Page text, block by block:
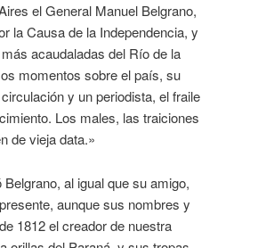
el General Manuel Belgrano,
la Causa de la Independencia, y
acaudaladas del Río de la
momentos sobre el país, su
y un periodista, el fraile
Los males, las traiciones
de vieja data.»
al igual que su amigo,
aunque sus nombres y
1812 el creador de nuestra